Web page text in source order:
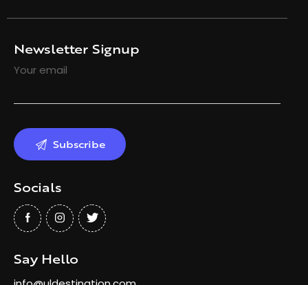
Newsletter Signup
Your email
Socials
Say Hello